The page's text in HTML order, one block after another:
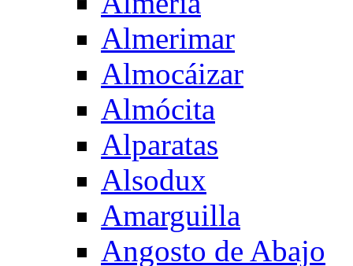
Almerimar
Almocáizar
Almócita
Alparatas
Alsodux
Amarguilla
Angosto de Abajo